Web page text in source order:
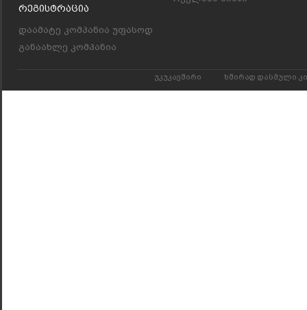
Რეგისტრაცია
დაამატე კომპანია უფასოდ
განაახლე კომპანია
უკუკავშირი ხშირად დასმული